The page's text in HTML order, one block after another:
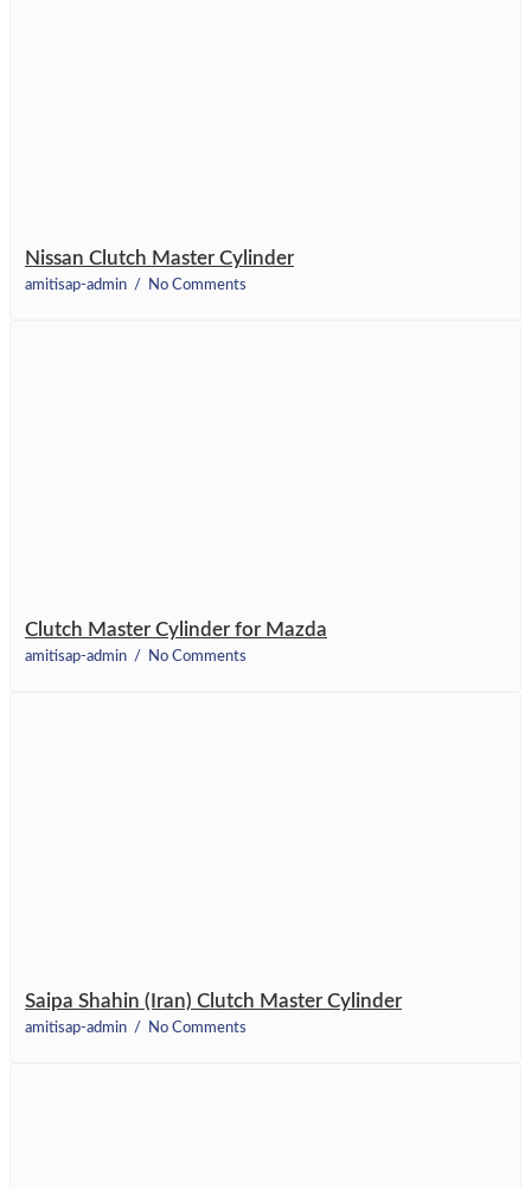
Nissan Clutch Master Cylinder
amitisap-admin No Comments
Clutch Master Cylinder for Mazda
amitisap-admin No Comments
Saipa Shahin (Iran) Clutch Master Cylinder
amitisap-admin No Comments